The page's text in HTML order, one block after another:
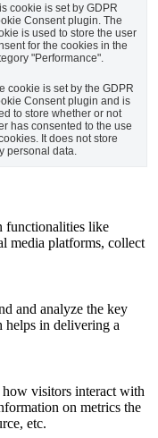
cookie is set by GDPR
Consent plugin. The
is used to store the user
for the cookies in the
"Performance".
cookie is set by the GDPR
Consent plugin and is
to store whether or not
has consented to the use
It does not store
personal data.
functionalities like
media platforms, collect
and analyze the key
helps in delivering a
visitors interact with
on metrics the
etc.